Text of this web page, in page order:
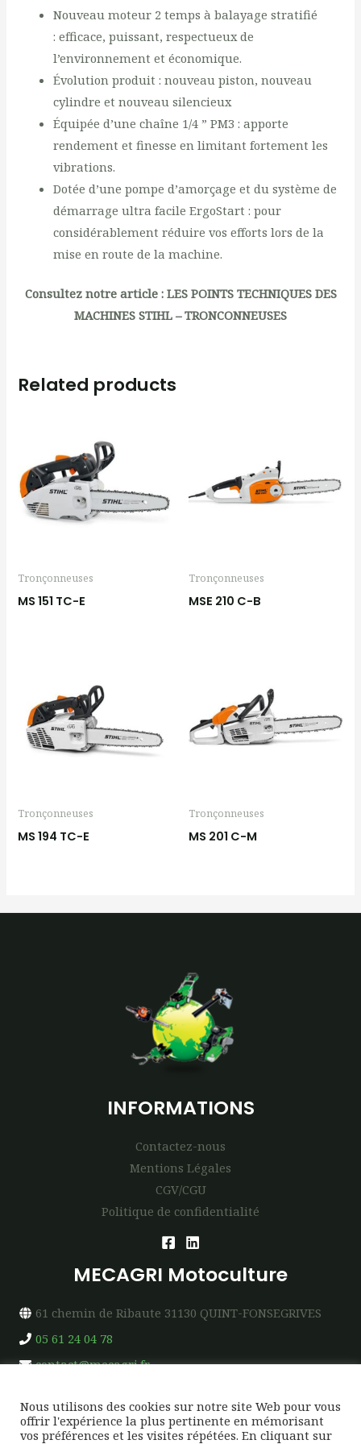
Nouveau moteur 2 temps à balayage stratifié
: efficace, puissant, respectueux de
l’environnement et économique.
Évolution produit : nouveau piston, nouveau
cylindre et nouveau silencieux
Équipée d’une chaîne 1/4 ” PM3 : apporte
rendement et finesse en limitant fortement les
vibrations.
Dotée d’une pompe d’amorçage et du système de
démarrage ultra facile ErgoStart : pour
considérablement réduire vos efforts lors de la
mise en route de la machine.
Consultez notre article : LES POINTS TECHNIQUES DES
MACHINES STIHL – TRONCONNEUSES
Related products
Tronçonneuses
MS 151 TC-E
Tronçonneuses
MSE 210 C-B
Tronçonneuses
MS 194 TC-E
Tronçonneuses
MS 201 C-M
INFORMATIONS
Contactez-nous
Mentions Légales
CGV/CGU
Politique de confidentialité
MECAGRI Motoculture
61 chemin de Ribaute 31130 QUINT-FONSEGRIVES
05 61 24 04 78
contact@mecagri.fr
Nous utilisons des cookies sur notre site Web pour vous
offrir l'expérience la plus pertinente en mémorisant
vos préférences et les visites répétées. En cliquant sur